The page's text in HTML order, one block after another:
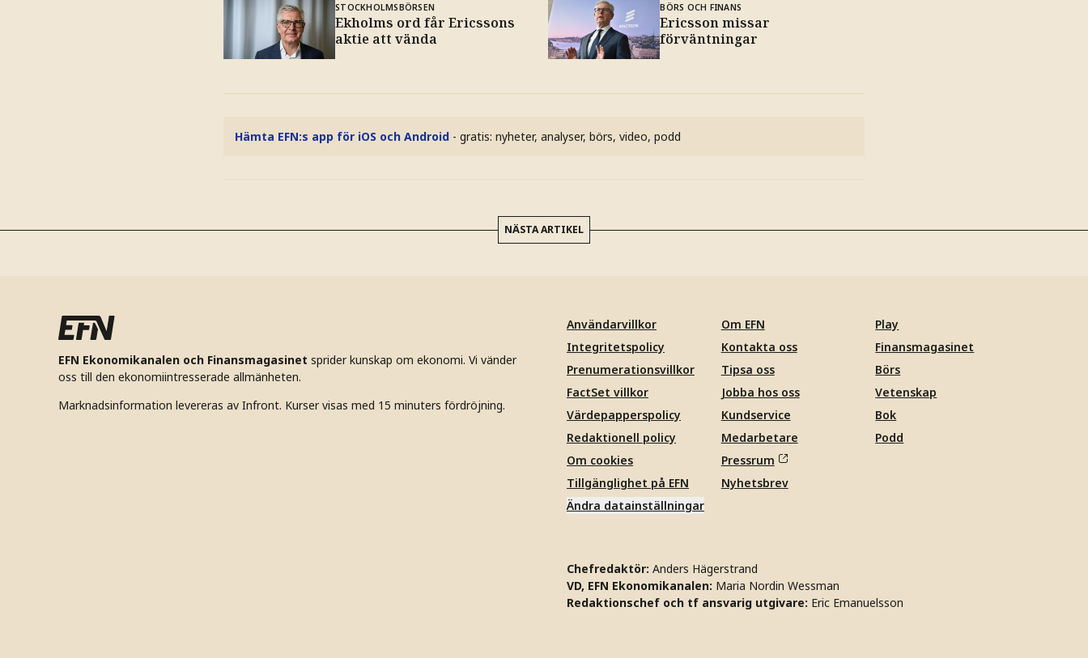
STOCKHOLMSBÖRSEN
Ekholms ord får Ericssons
aktie att vända
BÖRS OCH FINANS
Ericsson missar
förväntningar
Hämta EFN:s app för iOS och Android - gratis: nyheter, analyser, börs, video, podd
NÄSTA ARTIKEL
EFN Ekonomikanalen och Finansmagasinet sprider kunskap om ekonomi. Vi vänder
oss till den ekonomiintresserade allmänheten.
Marknadsinformation levereras av Infront. Kurser visas med 15 minuters fördröjning.
Användarvillkor
Integritetspolicy
Prenumerationsvillkor
FactSet villkor
Värdepapperspolicy
Redaktionell policy
Om cookies
Tillgänglighet på EFN
Ändra datainställningar
Om EFN
Kontakta oss
Tipsa oss
Jobba hos oss
Kundservice
Medarbetare
Pressrum
Nyhetsbrev
Play
Finansmagasinet
Börs
Vetenskap
Bok
Podd
Chefredaktör: Anders Hägerstrand
VD, EFN Ekonomikanalen: Maria Nordin Wessman
Redaktionschef och tf ansvarig utgivare: Eric Emanuelsson